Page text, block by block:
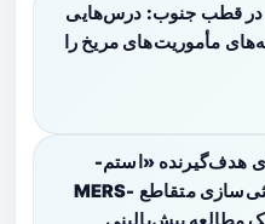
۱۰ ماهه در قطب جنوب: درس‌هایی
مأموریت‌های مریخ را
هدف‌گیرنده «استم-
هلکس» برای خنثی‌سازی متقاطع MERS-